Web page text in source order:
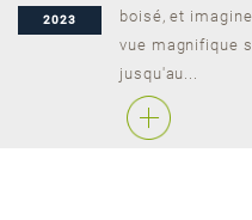
2023
boisé, et
vue magnifique
jusqu'au...